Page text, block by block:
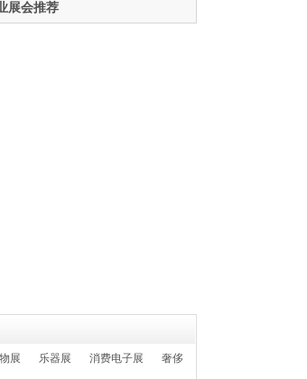
届国际医疗器械设计与制造技术展览
展会推荐
展 乐器展 消费电子展
奢侈